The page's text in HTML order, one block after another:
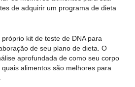
de adquirir um programa de dieta
kit de teste de DNA para
de seu plano de dieta. O
aprofundada de como seu corpo
alimentos são melhores para